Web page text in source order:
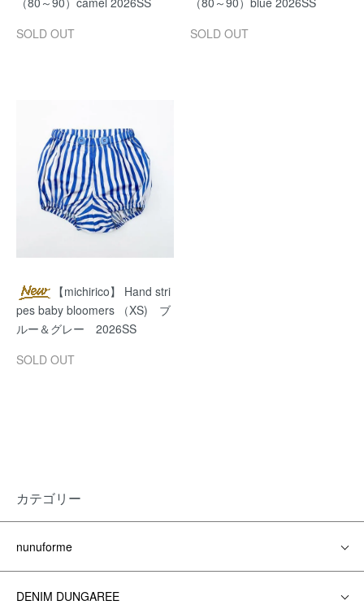
SOLD OUT
SOLD OUT
【michirico】 Hand stri
pes baby bloomers （XS) ブ
ルー＆グレー 2026SS
SOLD OUT
カテゴリー
nunuforme
DENIM DUNGAREE